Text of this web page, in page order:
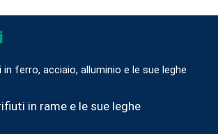
ferro, acciaio, alluminio e le sue leghe
in rame e le sue leghe